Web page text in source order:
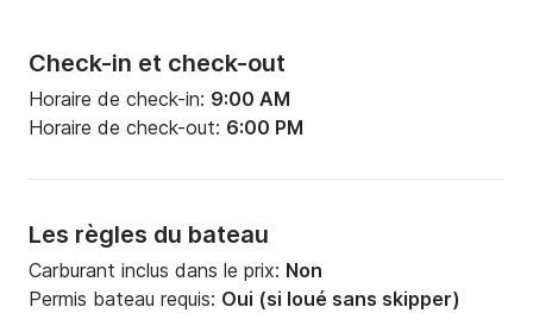
Check-in et check-out
Horaire de check-in: 9:00 AM
Horaire de check-out: 6:00 PM
Les règles du bateau
Carburant inclus dans le prix: Non
Permis bateau requis: Oui (si loué sans skipper)